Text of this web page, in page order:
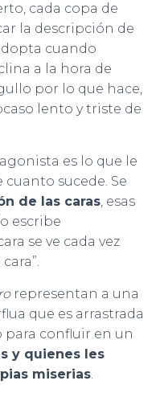
cada copa de
la descripción de
cuando
a la hora de
por lo que hace,
lento y triste de
es lo que le
sucede. Se
de las caras, esas
escribe
se ve cada vez
representan a una
que es arrastrada
para confluir en un
y quienes les
miserias.